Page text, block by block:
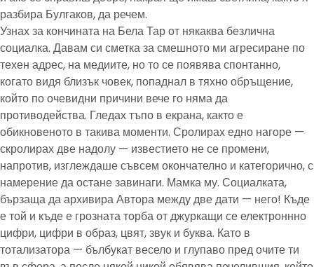
разбира Булгаков, да речем.
Узнах за кончината на Бела Тар от някаква безлична
социалка. Давам си сметка за смешното ми агресиране по
техен адрес, на медиите, но то се появява спонтанно,
когато видя близък човек, попаднал в тяхно обръщение,
който по очевидни причини вече го няма да
противодейства. Гледах тъпо в екрана, както е
обикновеното в такива моменти. Сролирах едно нагоре —
скролирах две надолу — известието не се промени,
напротив, изглеждаше съвсем окончателно и категорично, с
намерение да остане завинаги. Мамка му. Социалката,
бързаща да архивира Автора между две дати — него! Къде
е той и къде е грозната торба от джуркащи се електроннно
цифри, цифри в образ, цвят, звук и буква. Като в
тотализатора — бълбукат весело и глупаво пред очите ти